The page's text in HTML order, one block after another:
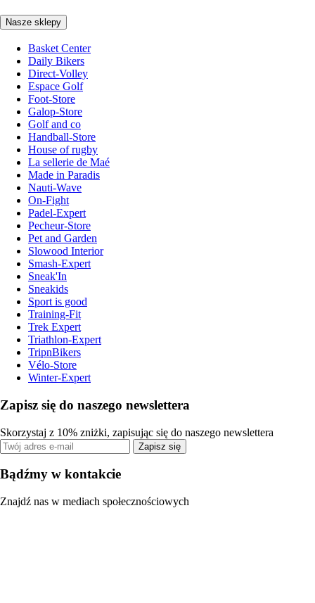
Nasze sklepy
Basket Center
Daily Bikers
Direct-Volley
Espace Golf
Foot-Store
Galop-Store
Golf and co
Handball-Store
House of rugby
La sellerie de Maé
Made in Paradis
Nauti-Wave
On-Fight
Padel-Expert
Pecheur-Store
Pet and Garden
Slowood Interior
Smash-Expert
Sneak'In
Sneakids
Sport is good
Training-Fit
Trek Expert
Triathlon-Expert
TripnBikers
Vélo-Store
Winter-Expert
Zapisz się do naszego newslettera
Skorzystaj z 10% zniżki, zapisując się do naszego newslettera
Zapisz się
Bądźmy w kontakcie
Znajdź nas w mediach społecznościowych